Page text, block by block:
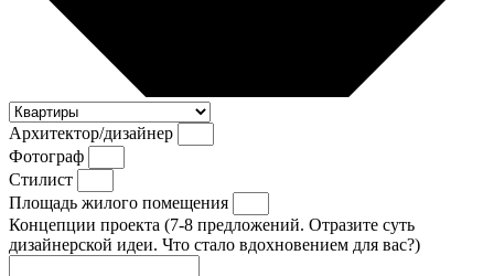
Архитектор/дизайнер
Фотограф
Стилист
Площадь жилого помещения
Концепции проекта (7-8 предложений. Отразите суть
дизайнерской идеи. Что стало вдохновением для вас?)